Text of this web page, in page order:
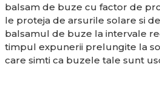
balsam de buze cu factor de
le proteja de arsurile solare si
balsamul de buze la intervale
timpul expunerii prelungite la
care simti ca buzele tale sunt